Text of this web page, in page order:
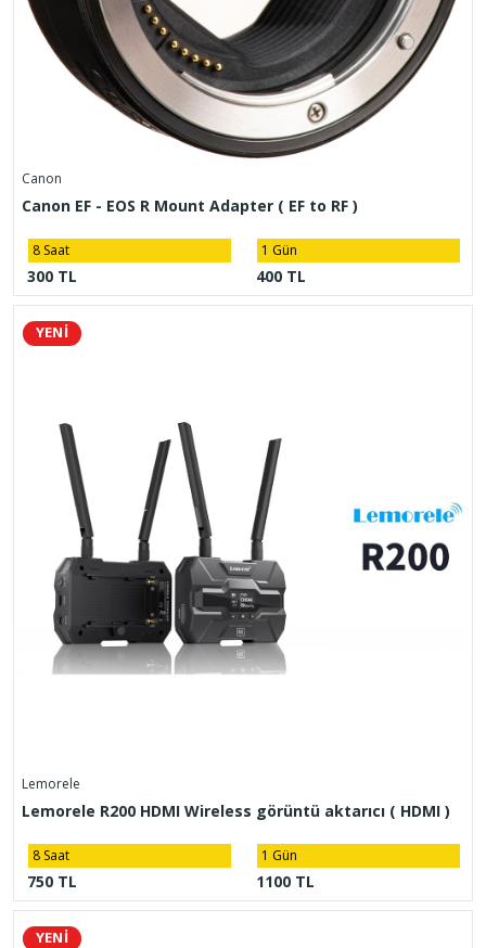
Canon
Canon EF - EOS R Mount Adapter ( EF to RF )
8 Saat
300 TL
1 Gün
400 TL
YENİ
Lemorele
Lemorele R200 HDMI Wireless görüntü aktarıcı ( HDMI )
8 Saat
750 TL
1 Gün
1100 TL
YENİ